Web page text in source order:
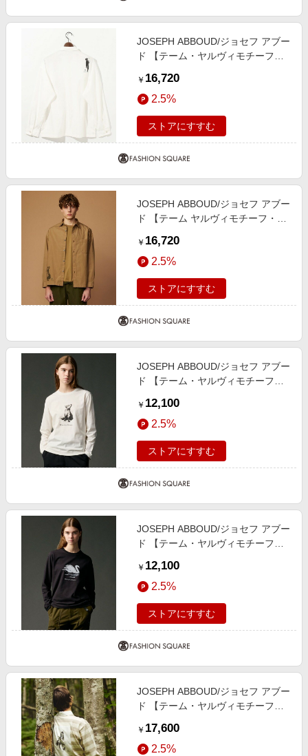
JOSEPH ABBOUD/ジョセフ アブー
ド 【テーム・ヤルヴィモチーフ】
￥ 16,720
2.5%
ストアにすすむ
JOSEPH ABBOUD/ジョセフ アブー
ド 【テーム ヤルヴィモチーフ・サ
ガニックブロードシャツ キャメル
系 LL
￥ 16,720
2.5%
ストアにすすむ
JOSEPH ABBOUD/ジョセフ アブー
ド 【テーム・ヤルヴィモチーフ】
ホワイト×キツネ M
￥ 12,100
2.5%
ストアにすすむ
JOSEPH ABBOUD/ジョセフ アブー
ド 【テーム・ヤルヴィモチーフ】
ブラック×スワン LL
￥ 12,100
2.5%
ストアにすすむ
JOSEPH ABBOUD/ジョセフ アブー
ド 【テーム・ヤルヴィモチーフ】
￥ 17,600
2.5%